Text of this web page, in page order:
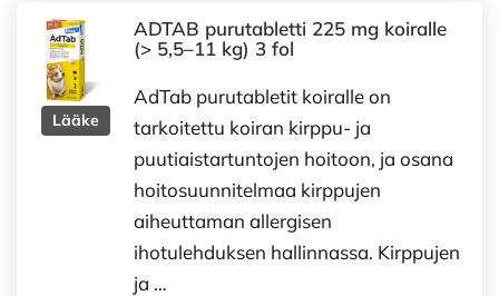
Lääke
ADTAB purutabletti 225 mg koiralle
(> 5,5–11 kg) 3 fol
AdTab purutabletit koiralle on
tarkoitettu koiran kirppu- ja
puutiaistartuntojen hoitoon, ja osana
hoitosuunnitelmaa kirppujen
aiheuttaman allergisen
ihotulehduksen hallinnassa. Kirppujen
ja …